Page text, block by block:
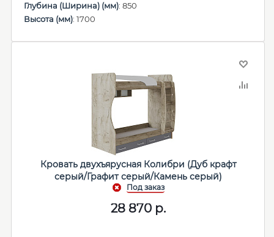
Глубина (Ширина) (мм): 850
Высота (мм): 1700
Кровать двухъярусная Колибри (Дуб крафт
серый/Графит серый/Камень серый)
28 870 р.